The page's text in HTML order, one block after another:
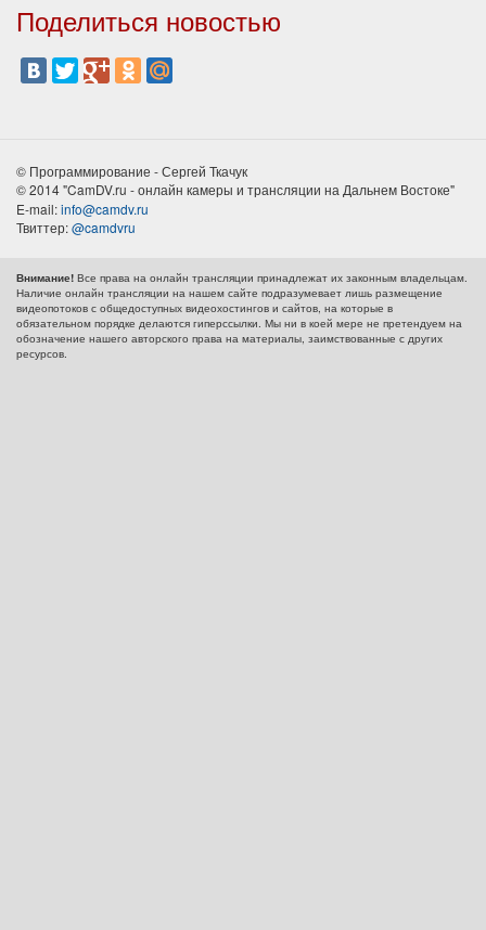
Поделиться новостью
© Программирование - Сергей Ткачук
© 2014 "CamDV.ru - онлайн камеры и трансляции на Дальнем Востоке"
E-mail:info@camdv.ru
Твиттер:@camdvru
Внимание! Все права на онлайн трансляции принадлежат их законным владельцам.
Наличие онлайн трансляции на нашем сайте подразумевает лишь размещение
видеопотоков с общедоступных видеохостингов и сайтов, на которые в
обязательном порядке делаются гиперссылки. Мы ни в коей мере не претендуем на
обозначение нашего авторского права на материалы, заимствованные с других
ресурсов.